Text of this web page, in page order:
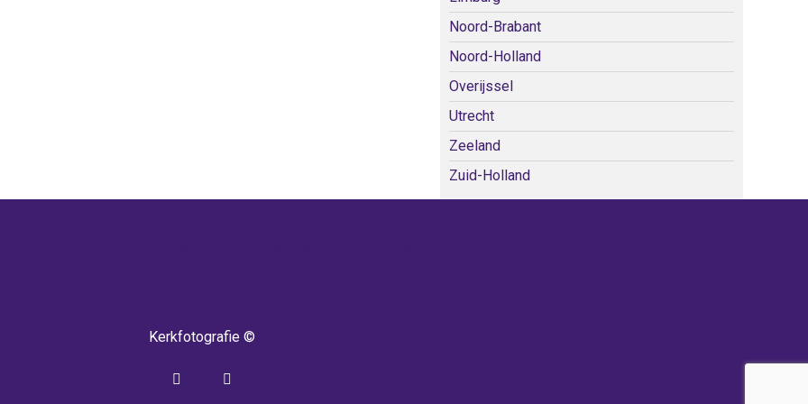
Noord-Brabant
Noord-Holland
Overijssel
Utrecht
Zeeland
Zuid-Holland
Kerkfotografie ©